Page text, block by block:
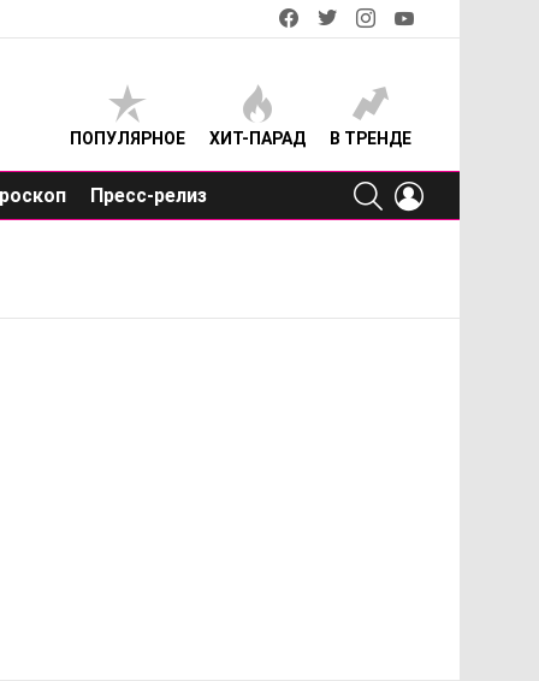
facebooktwitterinstagram
ПОПУЛЯРНОЕ ХИТ-ПАРАД В ТРЕНДЕ
Пресс-релиз
SEARCH